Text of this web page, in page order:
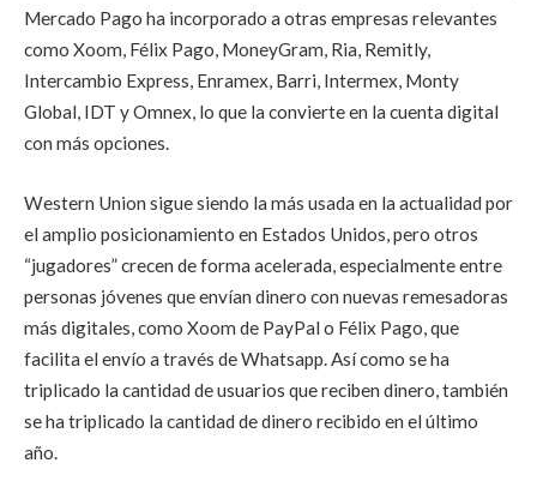
Mercado Pago ha incorporado a otras empresas relevantes
como Xoom, Félix Pago, MoneyGram, Ria, Remitly,
Intercambio Express, Enramex, Barri, Intermex, Monty
Global, IDT y Omnex, lo que la convierte en la cuenta digital
con más opciones.
Western Union sigue siendo la más usada en la actualidad por
el amplio posicionamiento en Estados Unidos, pero otros
“jugadores” crecen de forma acelerada, especialmente entre
personas jóvenes que envían dinero con nuevas remesadoras
más digitales, como Xoom de PayPal o Félix Pago, que
facilita el envío a través de Whatsapp. Así como se ha
triplicado la cantidad de usuarios que reciben dinero, también
se ha triplicado la cantidad de dinero recibido en el último
año.